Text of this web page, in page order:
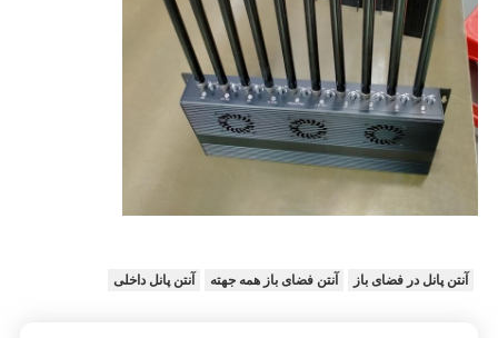
آنتن پانل در فضای باز آنتن فضای باز همه جهته آنتن پانل داخلی